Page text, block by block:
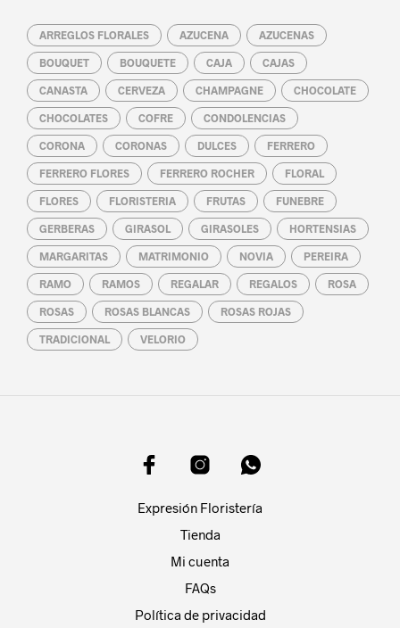
ARREGLOS FLORALES AZUCENA AZUCENAS
BOUQUET BOUQUETE CAJA CAJAS
CANASTA CERVEZA CHAMPAGNE CHOCOLATE
CHOCOLATES COFRE CONDOLENCIAS
CORONA CORONAS DULCES FERRERO
FERRERO FLORES FERRERO ROCHER FLORAL
FLORES FLORISTERIA FRUTAS FUNEBRE
GERBERAS GIRASOL GIRASOLES HORTENSIAS
MARGARITAS MATRIMONIO NOVIA PEREIRA
RAMO RAMOS REGALAR REGALOS ROSA
ROSAS ROSAS BLANCAS ROSAS ROJAS
TRADICIONAL VELORIO
Expresión Floristería
Tienda
Mi cuenta
FAQs
Política de privacidad